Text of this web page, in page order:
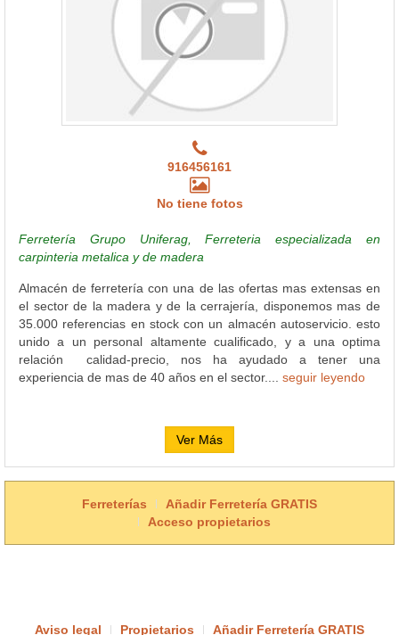
916456161
No tiene fotos
Ferretería Grupo Uniferag, Ferreteria especializada en
carpinteria metalica y de madera
Almacén de ferretería con una de las ofertas mas extensas en
el sector de la madera y de la cerrajería, disponemos mas de
35.000 referencias en stock con un almacén autoservicio. esto
unido a un personal altamente cualificado, y a una optima
relación calidad-precio, nos ha ayudado a tener una
experiencia de mas de 40 años en el sector.... seguir leyendo
Ver Más
Ferreterías
Añadir Ferretería GRATIS
Acceso propietarios
Aviso legal Propietarios Añadir Ferretería GRATIS